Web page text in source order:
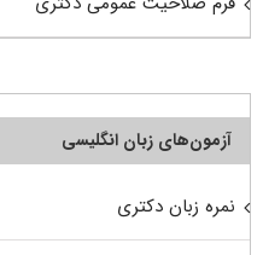
آزمون‌های زبان انگلیسی
نمره زبان دکتری